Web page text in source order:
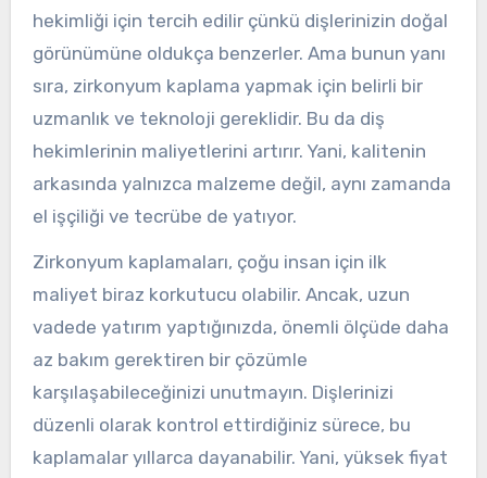
hekimliği için tercih edilir çünkü dişlerinizin doğal
görünümüne oldukça benzerler. Ama bunun yanı
sıra, zirkonyum kaplama yapmak için belirli bir
uzmanlık ve teknoloji gereklidir. Bu da diş
hekimlerinin maliyetlerini artırır. Yani, kalitenin
arkasında yalnızca malzeme değil, aynı zamanda
el işçiliği ve tecrübe de yatıyor.
Zirkonyum kaplamaları, çoğu insan için ilk
maliyet biraz korkutucu olabilir. Ancak, uzun
vadede yatırım yaptığınızda, önemli ölçüde daha
az bakım gerektiren bir çözümle
karşılaşabileceğinizi unutmayın. Dişlerinizi
düzenli olarak kontrol ettirdiğiniz sürece, bu
kaplamalar yıllarca dayanabilir. Yani, yüksek fiyat